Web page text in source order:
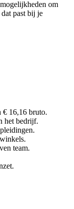
om
past bij je
€ 16,16 bruto.
het bedrijf.
team.